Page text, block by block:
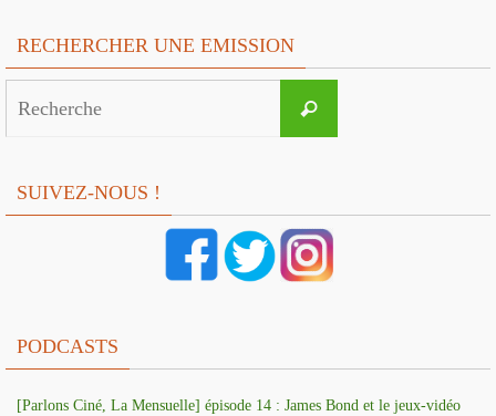
RECHERCHER UNE EMISSION
Recherche
SUIVEZ-NOUS !
PODCASTS
[Parlons Ciné, La Mensuelle] épisode 14 : James Bond et le jeux-vidéo